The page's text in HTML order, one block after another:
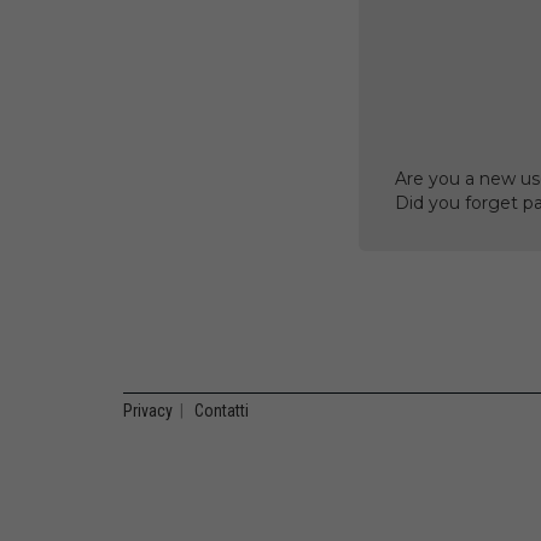
Are you a new
Did you forget
Privacy Contatti